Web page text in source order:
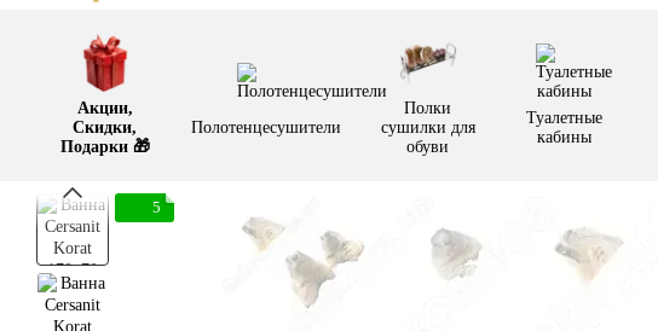
Акции,
Скидки,
Подарки 🎁
Полотенцесушители
Полки
сушилки для
обуви
Туалетные
кабины
5